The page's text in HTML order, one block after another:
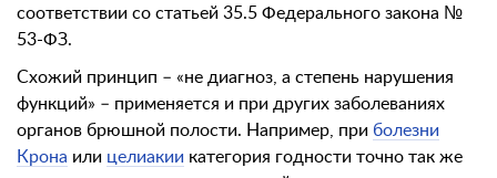
соответствии со статьей 35.5 Федерального закона №
53-ФЗ.
Схожий принцип – «не диагноз, а степень нарушения
функций» – применяется и при других заболеваниях
органов брюшной полости. Например, при болезни
Крона или целиакии категория годности точно так же